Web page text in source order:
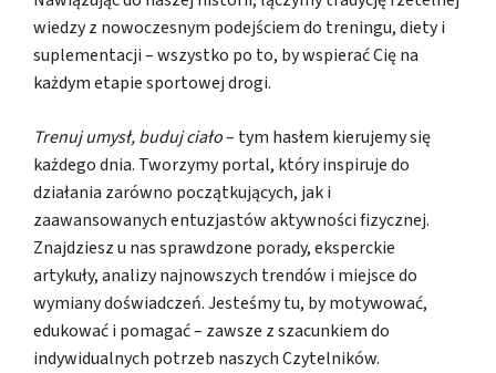
wiedzy z nowoczesnym podejściem do treningu, diety i
suplementacji – wszystko po to, by wspierać Cię na
każdym etapie sportowej drogi.
Trenuj umysł, buduj ciało– tym hasłem kierujemy się
każdego dnia. Tworzymy portal, który inspiruje do
działania zarówno początkujących, jak i
zaawansowanych entuzjastów aktywności fizycznej.
Znajdziesz u nas sprawdzone porady, eksperckie
artykuły, analizy najnowszych trendów i miejsce do
wymiany doświadczeń. Jesteśmy tu, by motywować,
edukować i pomagać – zawsze z szacunkiem do
indywidualnych potrzeb naszych Czytelników.